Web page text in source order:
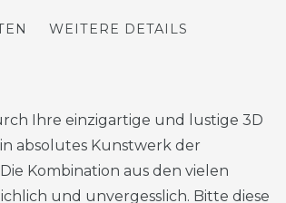
WEITERE DETAILS
Ihre einzigartige und lustige 3D
absolutes Kunstwerk der
Kombination aus den vielen
und unvergesslich. Bitte diese